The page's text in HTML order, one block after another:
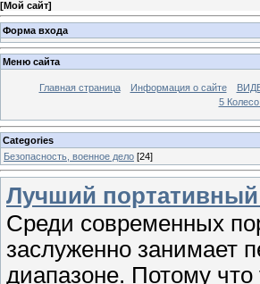
[Мой сайт]
Форма входа
Меню сайта
Главная страница Информация о сайте
5
Categories
Безопасность, военное дело [24]
Лучший портативный
Среди современных
заслуженно занимает
диапазоне. Потому